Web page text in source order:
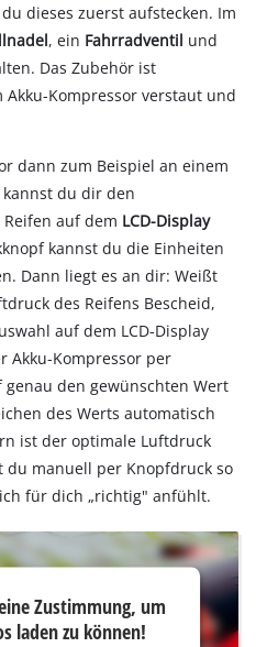
dieses zuerst aufstecken. Im
, ein Fahrradventil und
Das Zubehör ist
Kompressor verstaut und
dann zum Beispiel an einem
du dir den
auf dem LCD-Display
kannst du die Einheiten
Dann liegt es an dir: Weißt
des Reifens Bescheid,
auf dem LCD-Display
Akku-Kompressor per
den gewünschten Wert
des Werts automatisch
ist der optimale Luftdruck
du manuell per Knopfdruck so
für dich „richtig" anfühlt.
Zustimmung, um
laden zu können!